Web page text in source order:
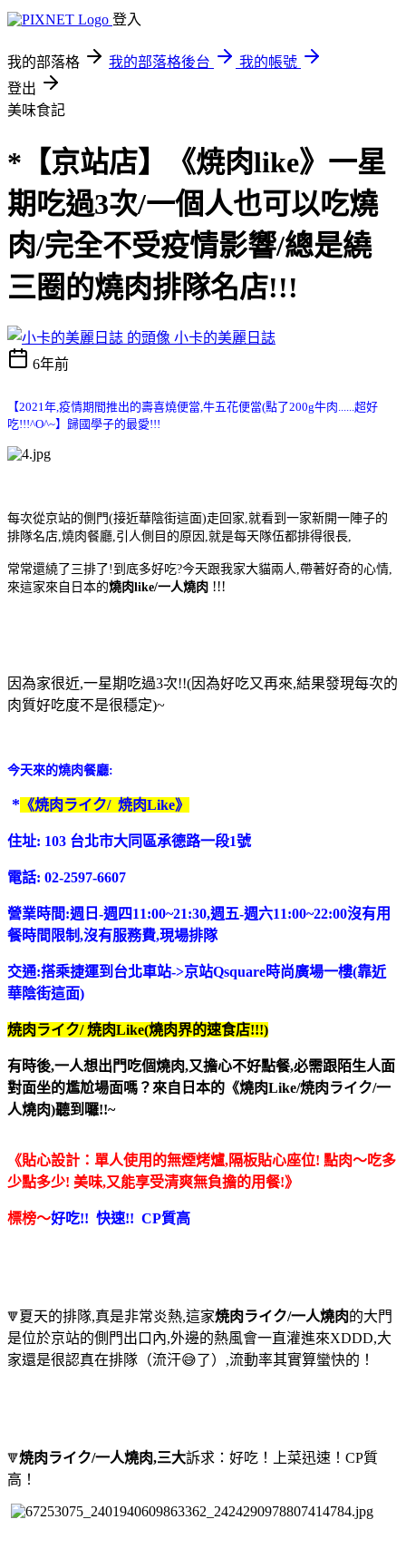
登入
我的部落格 我的部落格後台
我的帳號
登出
美味食記
*【京站店】《焼肉like》一星
期吃過3次/一個人也可以吃燒
肉/完全不受疫情影響/總是繞
三圈的燒肉排隊名店!!!
小卡的美麗日誌
6年前
【2021年,疫情期間推出的壽喜燒便當,牛五花便當(點了200g牛肉......超好
吃!!!^O^~】歸國學子的最愛!!!
每次從京站的側門(接近華陰街這面)走回家,就看到一家新開一陣子的
排隊名店,燒肉餐廳,引人側目的原因,就是每天隊伍都排得很長,
常常還繞了三排了!到底多好吃?今天跟我家大貓兩人,帶著好奇的心情,
來這家來自日本的燒 肉like/一人燒肉 !!!
因為家很近,一星期吃過3次!!(因為好吃又再來,結果發現每次的
肉質好吃度不是很穩定)~
今天來的燒肉餐廳:
* 《焼肉ライク/ 焼肉Like》
住址: 103 台北市大同區承德路一段1號
電話: 02-2597-6607
營業時間:週日-週四11:00~21:30,週五-週六11:00~22:00沒有用
餐時間限制,沒有服務費,現場排隊
交通:搭乘捷運到台北車站->京站Qsquare時尚廣場一樓(靠近
華陰街這面)
焼肉ライク/焼肉Like(燒肉界的速食店!!!)
有時後,一人想出門吃個燒肉,又擔心不好點餐,必需跟陌生人面
對面坐的尷尬場面嗎？ 來自日本的 《燒肉Like/焼肉ライク/一
人燒肉)聽到囉!!~
《貼心設計： 單人使用的無煙烤爐,隔板貼心座位! 點肉～吃多
少點多少! 美味,又能享受清爽無負擔的用餐!》
標榜～好吃!! 快速!! CP質高
🔻夏天的排隊,真是非常炎熱,這家焼肉ライク/一人燒肉的大門
是位於京站的側門出口內,外邊的熱風會一直灌進來XDDD,大
家還是很認真在排隊（流汗😅了）,流動率其實算蠻快的！
🔻焼肉ライク/一人燒肉,三大訴求：好吃！上菜迅速！CP質
高！